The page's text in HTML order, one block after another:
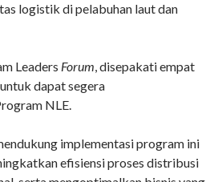
logistik di pelabuhan laut dan
Leaders Forum, disepakati empat
dapat segera
NLE.
implementasi program ini
efisiensi proses distribusi